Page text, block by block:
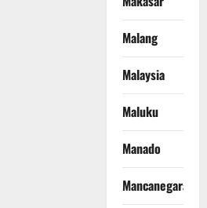
Malang
Malaysia
Maluku
Manado
Mancanegara